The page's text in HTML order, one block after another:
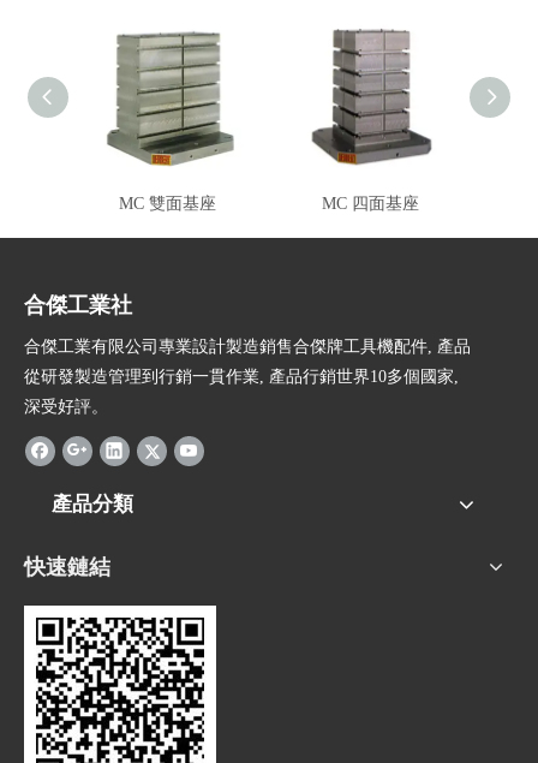
MC 雙面基座 MC 四面基座
合傑工業社
合傑工業有限公司專業設計製造銷售合傑牌工具機配件, 產品
從研發製造管理到行銷一貫作業, 產品行銷世界10多個國家,
深受好評。
產品分類
快速鏈結